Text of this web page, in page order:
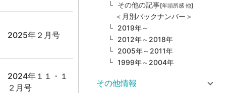
2025年２月号
2024年１１・１
２月号
その他の記事[年頭所感 他]
＜月別バックナンバー＞
2019年～
2012年～2018年
2005年～2011年
1999年～2004年
その他情報